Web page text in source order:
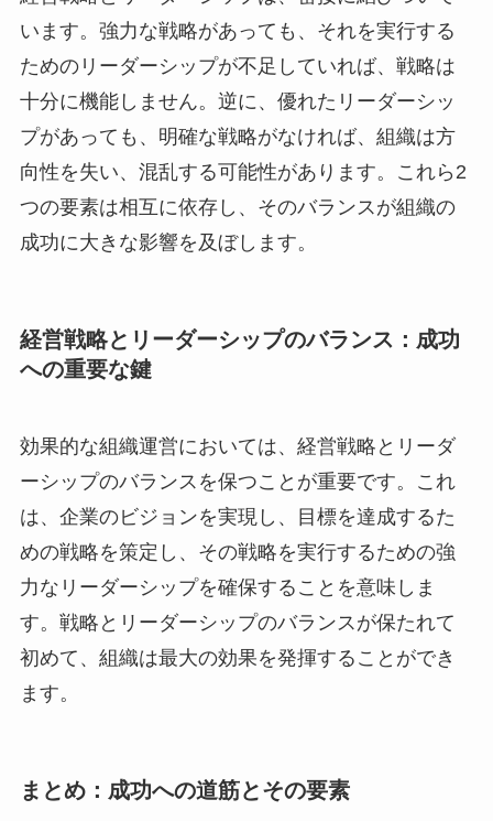
います。強力な戦略があっても、それを実行する
ためのリーダーシップが不足していれば、戦略は
十分に機能しません。逆に、優れたリーダーシッ
プがあっても、明確な戦略がなければ、組織は方
向性を失い、混乱する可能性があります。これら2
つの要素は相互に依存し、そのバランスが組織の
成功に大きな影響を及ぼします。
経営戦略とリーダーシップのバランス：成功
への重要な鍵
効果的な組織運営においては、経営戦略とリーダ
ーシップのバランスを保つことが重要です。これ
は、企業のビジョンを実現し、目標を達成するた
めの戦略を策定し、その戦略を実行するための強
力なリーダーシップを確保することを意味しま
す。戦略とリーダーシップのバランスが保たれて
初めて、組織は最大の効果を発揮することができ
ます。
まとめ：成功への道筋とその要素